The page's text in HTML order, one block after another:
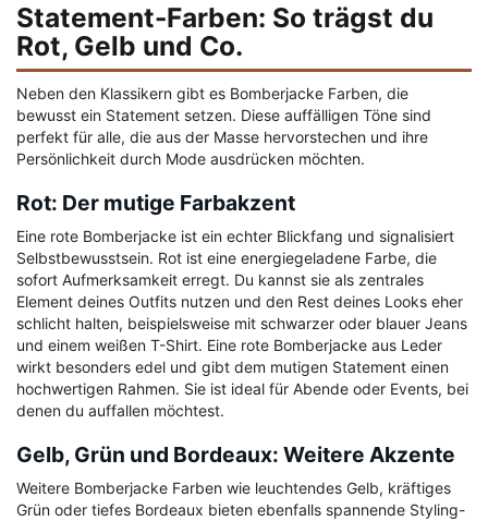
Statement-Farben: So trägst du
Rot, Gelb und Co.
Neben den Klassikern gibt es Bomberjacke Farben, die
bewusst ein Statement setzen. Diese auffälligen Töne sind
perfekt für alle, die aus der Masse hervorstechen und ihre
Persönlichkeit durch Mode ausdrücken möchten.
Rot: Der mutige Farbakzent
Eine rote Bomberjacke ist ein echter Blickfang und signalisiert
Selbstbewusstsein. Rot ist eine energiegeladene Farbe, die
sofort Aufmerksamkeit erregt. Du kannst sie als zentrales
Element deines Outfits nutzen und den Rest deines Looks eher
schlicht halten, beispielsweise mit schwarzer oder blauer Jeans
und einem weißen T-Shirt. Eine rote Bomberjacke aus Leder
wirkt besonders edel und gibt dem mutigen Statement einen
hochwertigen Rahmen. Sie ist ideal für Abende oder Events, bei
denen du auffallen möchtest.
Gelb, Grün und Bordeaux: Weitere Akzente
Weitere Bomberjacke Farben wie leuchtendes Gelb, kräftiges
Grün oder tiefes Bordeaux bieten ebenfalls spannende Styling-